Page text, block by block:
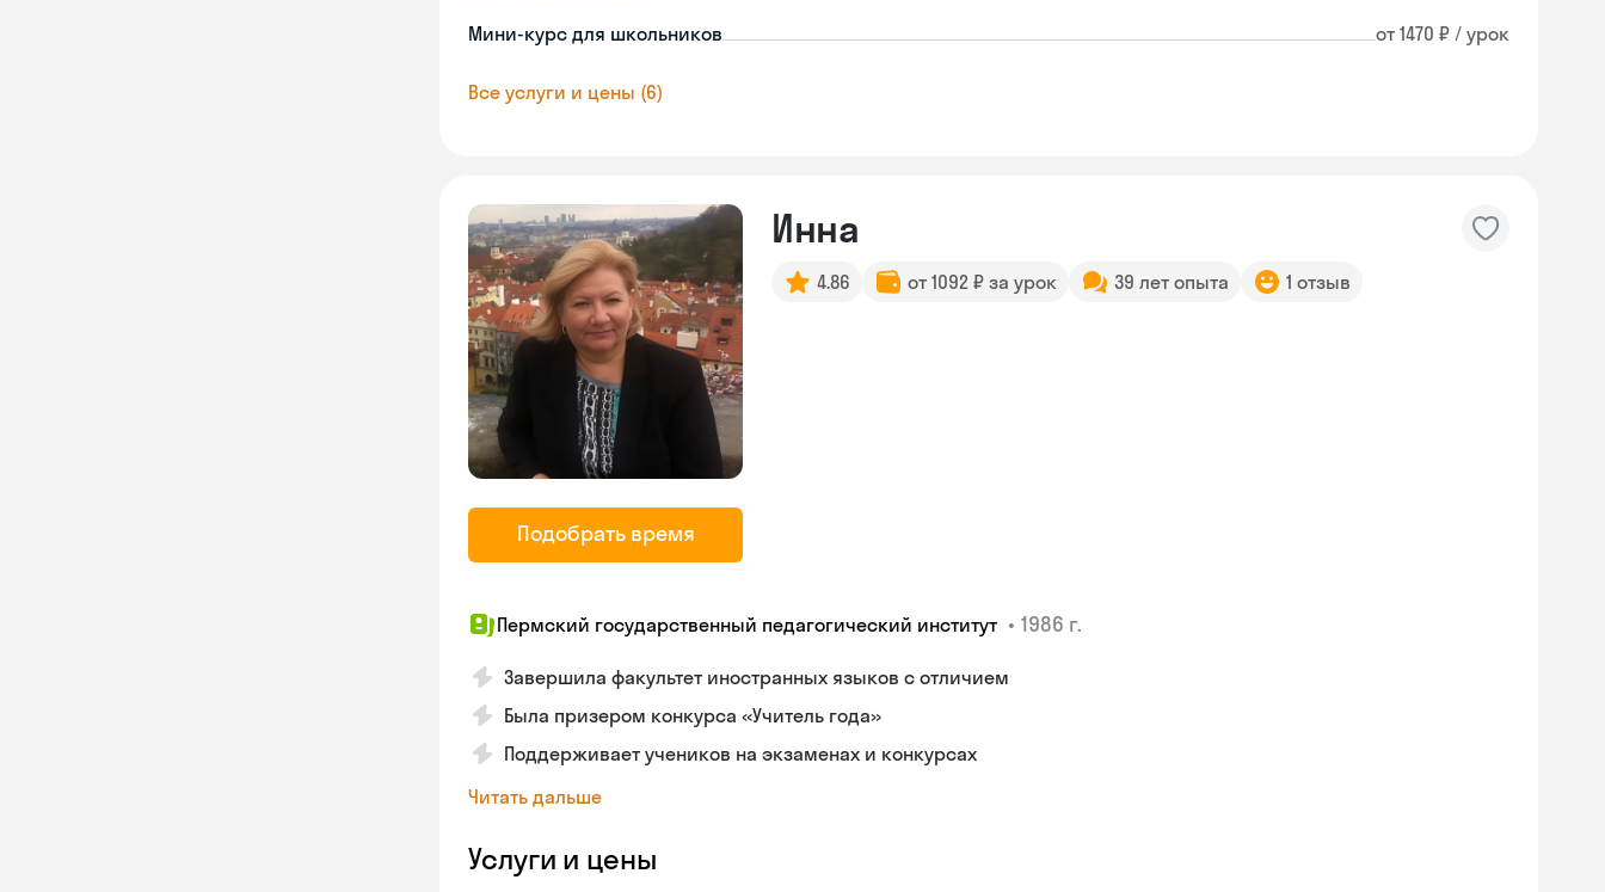
Мини-курс для школьников от 1470 ₽ / урок
Все услуги и цены (6)
Подобрать время
Инна
4.86 от 1092 ₽ за урок 39 лет опыта 1 отзыв
Пермский государственный педагогический институт • 1986 г.
Завершила факультет иностранных языков с отличием
Была призером конкурса «Учитель года»
Поддерживает учеников на экзаменах и конкурсах
Читать дальше
Услуги и цены